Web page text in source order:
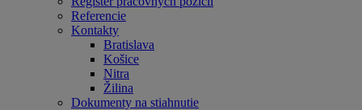
Referencie
Kontakty
Bratislava
Košice
Nitra
Žilina
Dokumenty na stiahnutie